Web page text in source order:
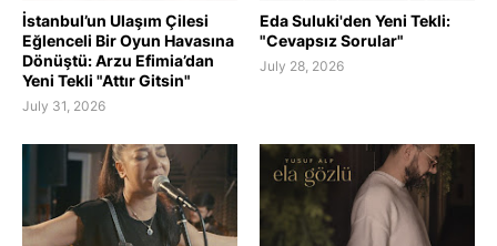
İstanbul’un Ulaşım Çilesi
Eğlenceli Bir Oyun Havasına
Dönüştü: Arzu Efimia’dan
Yeni Tekli "Attır Gitsin"
July 31, 2026
Eda Suluki'den Yeni Tekli:
"Cevapsız Sorular"
July 28, 2026